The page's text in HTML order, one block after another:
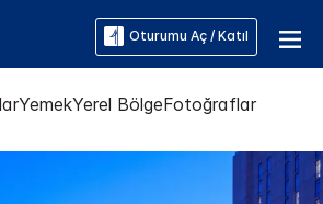
Oturumu Aç / Katıl
YemekYerel BölgeFotoğraflar